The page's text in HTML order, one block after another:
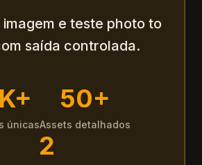
imagem e teste photo to
saída controlada.
únicas
50+
Assets detalhados
2